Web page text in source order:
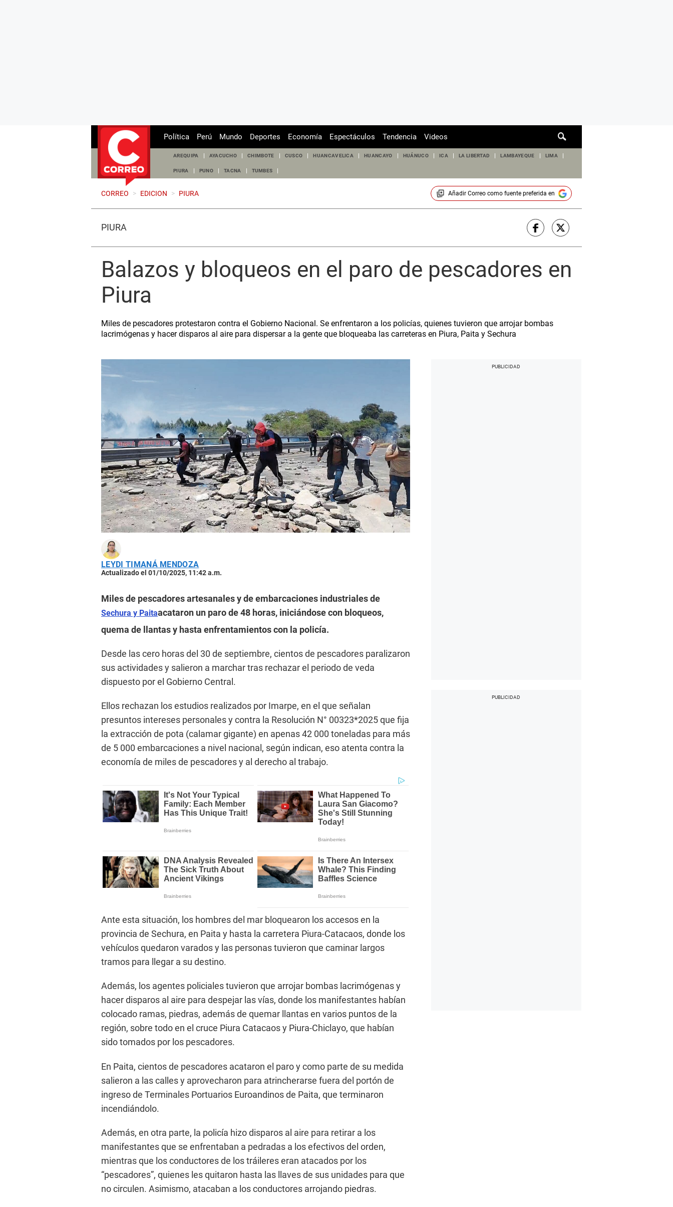
de
Política Perú Mundo Deportes Economía Espectáculos Tendencia Videos
AREQUIPA AYACUCHO CHIMBOTE CUSCO HUANCAVELICA HUANCAYO HUÁNUCO ICA LA LIBERTAD LAMBAYEQUE LIMA
PIURA PUNO TACNA TUMBES
CORREO > EDICION > PIURA Añadir Correocomo fuente preferida en
PIURA
Balazos y bloqueos en el paro de pescadores en
Piura
Miles de pescadores protestaron contra el Gobierno Nacional. Se enfrentaron a los policías, quienes tuvieron que arrojar bombas
lacrimógenas y hacer disparos al aire para dispersar a la gente que bloqueaba las carreteras en Piura, Paita y Sechura
LEYDI TIMANÁ MENDOZA
Actualizado el 01/10/2025, 11:42 a.m.
Miles de pescadores artesanales y de embarcaciones industriales de
Sechura y Paitaacataron un paro de 48 horas, iniciándose con bloqueos,
quema de llantas y hasta enfrentamientos con la policía.
Desde las cero horas del 30 de septiembre, cientos de pescadores paralizaron
sus actividades y salieron a marchar tras rechazar el periodo de veda
dispuesto por el Gobierno Central.
Ellos rechazan los estudios realizados por Imarpe, en el que señalan
presuntos intereses personales y contra la Resolución N° 00323*2025 que fija
la extracción de pota (calamar gigante) en apenas 42 000 toneladas para más
de 5 000 embarcaciones a nivel nacional, según indican, eso atenta contra la
economía de miles de pescadores y al derecho al trabajo.
Ante esta situación, los hombres del mar bloquearon los accesos en la
provincia de Sechura, en Paita y hasta la carretera Piura-Catacaos, donde los
vehículos quedaron varados y las personas tuvieron que caminar largos
tramos para llegar a su destino.
Además, los agentes policiales tuvieron que arrojar bombas lacrimógenas y
hacer disparos al aire para despejar las vías, donde los manifestantes habían
colocado ramas, piedras, además de quemar llantas en varios puntos de la
región, sobre todo en el cruce Piura Catacaos y Piura-Chiclayo, que habían
sido tomados por los pescadores.
En Paita, cientos de pescadores acataron el paro y como parte de su medida
salieron a las calles y aprovecharon para atrincherarse fuera del portón de
ingreso de Terminales Portuarios Euroandinos de Paita, que terminaron
incendiándolo.
Además, en otra parte, la policía hizo disparos al aire para retirar a los
manifestantes que se enfrentaban a pedradas a los efectivos del orden,
mientras que los conductores de los tráileres eran atacados por los
“pescadores”, quienes les quitaron hasta las llaves de sus unidades para que
no circulen. Asimismo, atacaban a los conductores arrojando piedras.